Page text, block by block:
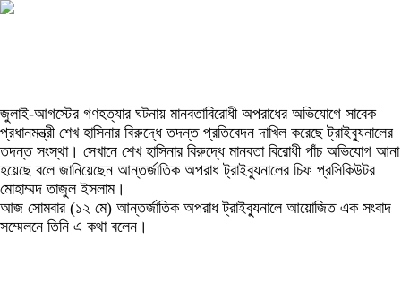
জুলাই-আগস্টের গণহত্যার ঘটনায় মানবতাবিরোধী অপরাধের অভিযোগে সাবেক
প্রধানমন্ত্রী শেখ হাসিনার বিরুদ্ধে তদন্ত প্রতিবেদন দাখিল করেছে ট্রাইব্যুনালের
তদন্ত সংস্থা। সেখানে শেখ হাসিনার বিরুদ্ধে মানবতা বিরোধী পাঁচ অভিযোগ আনা
হয়েছে বলে জানিয়েছেন আন্তর্জাতিক অপরাধ ট্রাইব্যুনালের চিফ প্রসিকিউটর
মোহাম্মদ তাজুল ইসলাম।
আজ সোমবার (১২ মে) আন্তর্জাতিক অপরাধ ট্রাইব্যুনালে আয়োজিত এক সংবাদ
সম্মেলনে তিনি এ কথা বলেন।